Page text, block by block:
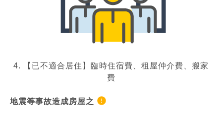
4. 【已不適合居住】臨時住宿費、租屋仲介費、搬家
費
地震等事故造成房屋之